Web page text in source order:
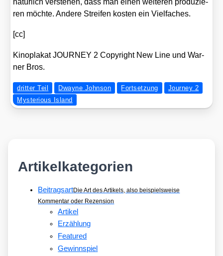
natür­lich ver­ste­hen, dass man einen wei­te­ren pro­du­zie­
ren möch­te. Ande­re Strei­fen kos­ten ein Viel­fa­ches.
[cc]
Kino­pla­kat JOURNEY 2 Copy­right New Line und War­
ner Bros.
dritter Teil Dwayne Johnson Fortsetzung
Journey 2
Mysterious Island
Artikelkategorien
BeitragsartDie Art des Artikels, also beispielsweise
Kommentar oder Rezension
Artikel
Erzählung
Featured
Gewinnspiel